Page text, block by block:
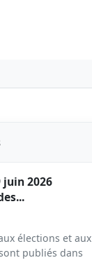
juin 2026
élections et aux
publiés dans